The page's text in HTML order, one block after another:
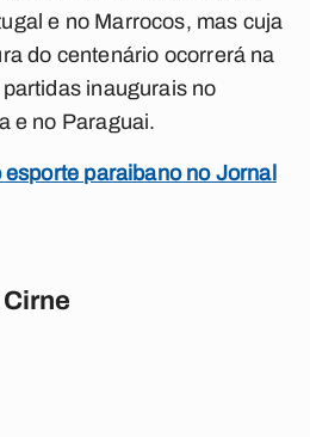
e no Marrocos, mas cuja
do centenário ocorrerá na
inaugurais no
e no Paraguai.
paraibano no Jornal